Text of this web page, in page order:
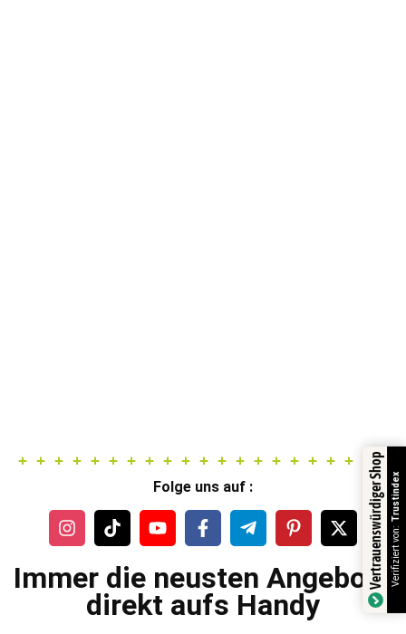
Folge uns auf :
Immer die neusten Angebote
direkt aufs Handy
Vertrauenswürdiger ShopVerifiziert von:
Trustindex